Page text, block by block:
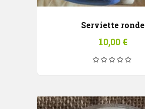
Serviette ronde
10,00 €